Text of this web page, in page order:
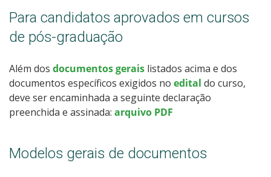
Para candidatos aprovados em cursos
de pós-graduação
Além dos documentos gerais listados acima e dos
documentos específicos exigidos no edital do curso,
deve ser encaminhada a seguinte declaração
preenchida e assinada: arquivo PDF
Modelos gerais de documentos